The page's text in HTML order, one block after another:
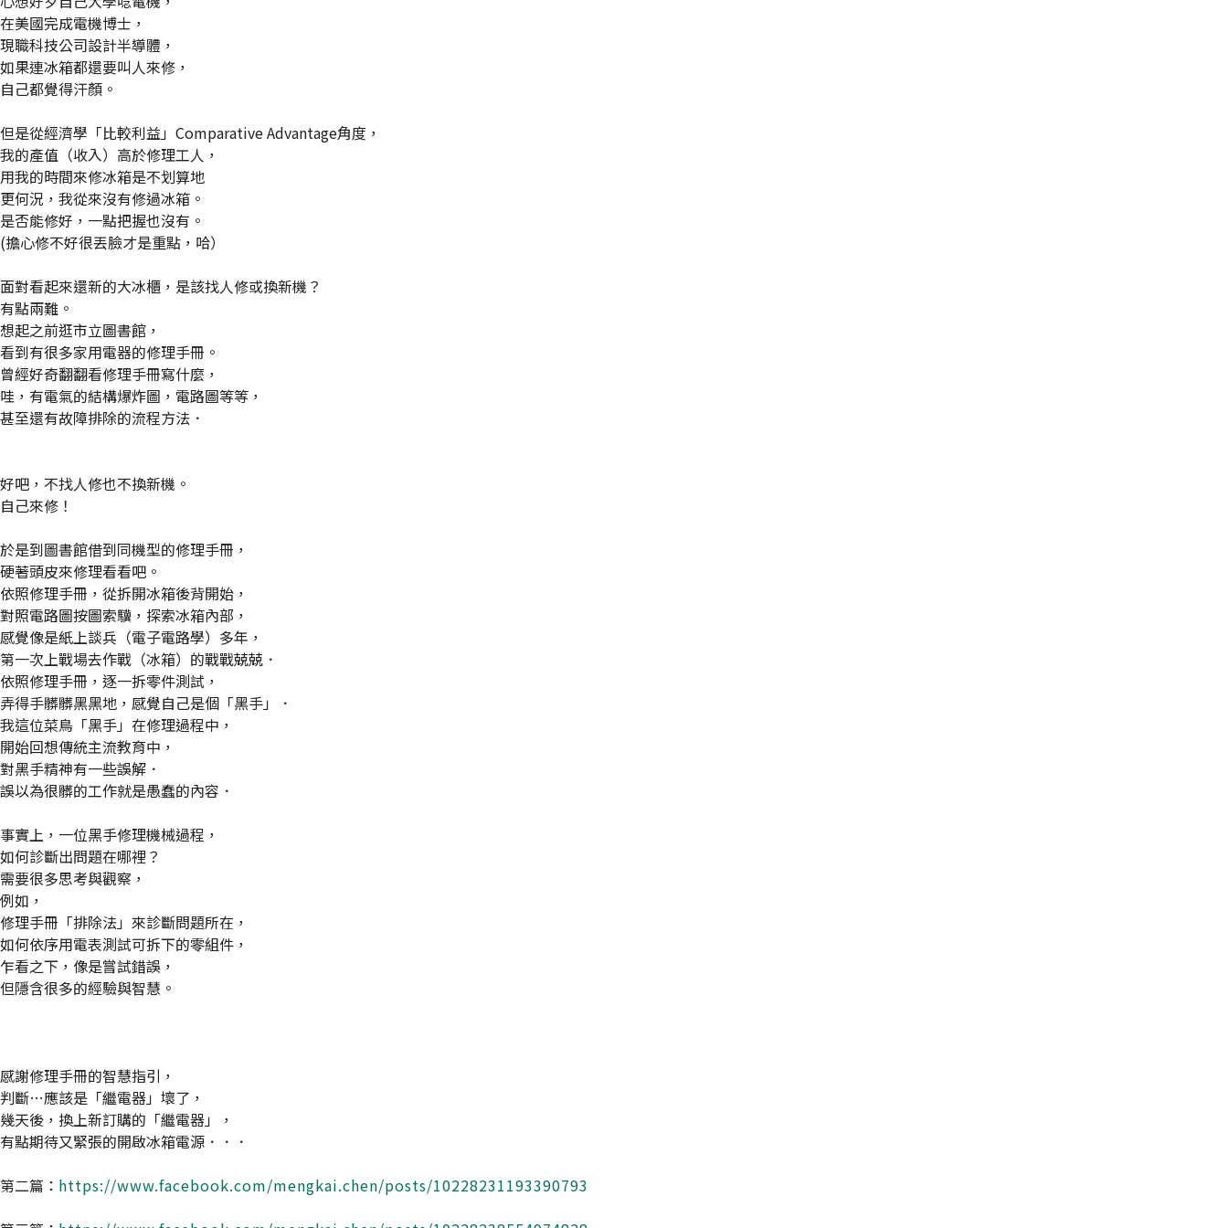
在美國完成電機博士，
現職科技公司設計半導體，
如果連冰箱都還要叫人來修，
自己都覺得汗顏。
但是從經濟學「比較利益」Comparative Advantage角度，
我的產值（收入）高於修理工人，
用我的時間來修冰箱是不划算地
更何況，我從來沒有修過冰箱。
是否能修好，一點把握也沒有。
(擔心修不好很丟臉才是重點，哈）
面對看起來還新的大冰櫃，是該找人修或換新機？
有點兩難。
想起之前逛市立圖書館，
看到有很多家用電器的修理手冊。
曾經好奇翻翻看修理手冊寫什麼，
哇，有電氣的結構爆炸圖，電路圖等等，
甚至還有故障排除的流程方法．
好吧，不找人修也不換新機。
自己來修！
於是到圖書館借到同機型的修理手冊，
硬著頭皮來修理看看吧。
依照修理手冊，從拆開冰箱後背開始，
對照電路圖按圖索驥，探索冰箱內部，
感覺像是紙上談兵（電子電路學）多年，
第一次上戰場去作戰（冰箱）的戰戰兢兢．
依照修理手冊，逐一拆零件測試，
弄得手髒髒黑黑地，感覺自己是個「黑手」．
我這位菜鳥「黑手」在修理過程中，
開始回想傳統主流教育中，
對黑手精神有一些誤解．
誤以為很髒的工作就是愚蠢的內容．
事實上，一位黑手修理機械過程，
如何診斷出問題在哪裡？
需要很多思考與觀察，
例如，
修理手冊「排除法」來診斷問題所在，
如何依序用電表測試可拆下的零組件，
乍看之下，像是嘗試錯誤，
但隱含很多的經驗與智慧。
感謝修理手冊的智慧指引，
判斷…應該是「繼電器」壞了，
幾天後，換上新訂購的「繼電器」，
有點期待又緊張的開啟冰箱電源．．．
第二篇： https://www.facebook.com/mengkai.chen/posts/10228231193390793